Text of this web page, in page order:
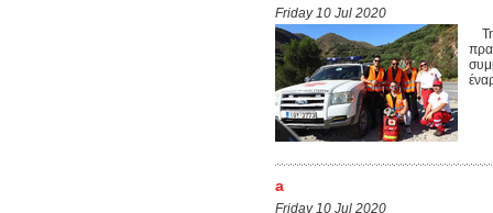
Friday 10 Jul 2020
a
Friday 10 Jul 2020